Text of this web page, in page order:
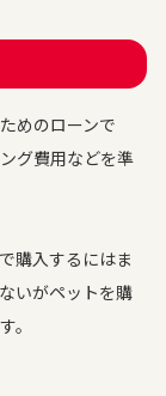
めのローンで
グ費用などを準
購入するにはま
いがペットを購
。